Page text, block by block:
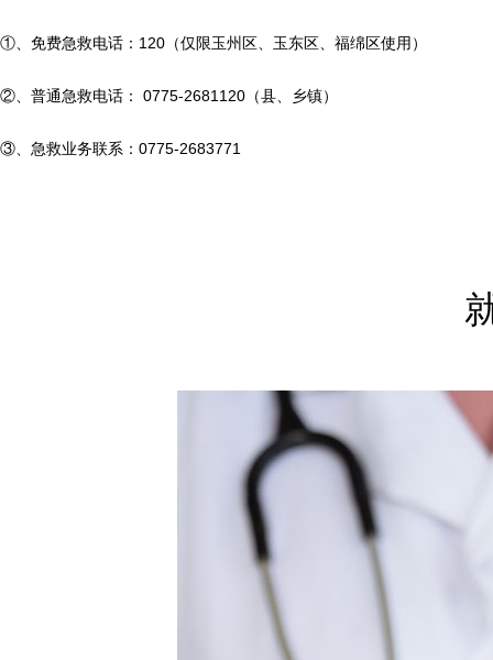
技术网、语言记录、GPS（车辆卫星定位）、安全监控等；
2、参与各类大型活动的医疗保障工作；
3、对市民宣传普及急救知识和急救技术，举办各种急救培训班。
急救中心遵循“以人为本，以病人为中心”的服务理念；
① 、免费急救电话： 120 （仅限玉州区、玉东区、福绵区使用）
② 普通急救电话： 0775-2681120 （县、乡镇）
③ 、急救业务联系： 0775-2683771